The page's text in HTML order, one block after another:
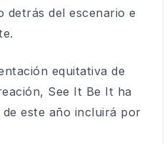
detrás del escenario e
equitativa de
See It Be It ha
este año incluirá por